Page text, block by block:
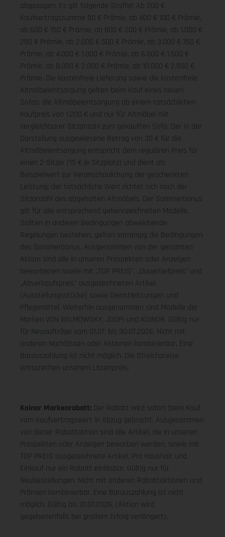
abgezogen. Es gilt folgende Staffel: Ab 200 €
Kaufvertragssumme 50 € Prämie, ab 400 € 100 € Prämie,
ab 600 € 150 € Prämie, ab 800 € 200 € Prämie, ab 1.000 €
250 € Prämie, ab 2.000 € 500 € Prämie, ab 3.000 € 750 €
Prämie, ab 4.000 € 1.000 € Prämie, ab 6.000 € 1.500 €
Prämie, ab 8.000 € 2.000 € Prämie, ab 10.000 € 2.500 €
Prämie. Die kostenfreie Lieferung sowie die kostenfreie
Altmöbelentsorgung gelten beim Kauf eines neuen
Sofas; die Altmöbelentsorgung ab einem tatsächlichen
Kaufpreis von 1.200 € und nur für Altmöbel mit
vergleichbarer Sitzanzahl zum gekauften Sofa. Der in der
Darstellung ausgewiesene Betrag von 30 € für die
Altmöbelentsorgung entspricht dem regulären Preis für
einen 2-Sitzer (15 € je Sitzplatz) und dient als
Beispielwert zur Veranschaulichung der geschenkten
Leistung; der tatsächliche Wert richtet sich nach der
Sitzanzahl des abgeholten Altmöbels. Der Sommerbonus
gilt für alle entsprechend gekennzeichneten Modelle.
Sollten in anderen Bedingungen abweichende
Regelungen bestehen, gelten vorrangig die Bedingungen
des Sommerbonus. Ausgenommen von der gesamten
Aktion sind alle in unseren Prospekten oder Anzeigen
beworbenen sowie mit „TOP PREIS", „Dauertiefpreis" und
„Abverkaufspreis" ausgezeichneten Artikel
(Ausstellungsstücke) sowie Dienstleistungen und
Pflegemittel. Weiterhin ausgenommen sind Modelle der
Marken VON WILMOWSKY, JOOP! und KOINOR. Gültig nur
für Neuaufträge vom 01.07. bis 30.07.2026. Nicht mit
anderen Nachlässen oder Aktionen kombinierbar. Eine
Barauszahlung ist nicht möglich. Die Streichpreise
entsprechen unserem Listenpreis.
Koinor Markenrabatt: Der Rabatt wird sofort beim Kauf
vom Kaufvertragswert in Abzug gebracht. Ausgenommen
von dieser Rabattaktion sind alle Artikel, die in unseren
Prospekten oder Anzeigen beworben werden, sowie mit
TOP PREIS ausgezeichnete Artikel. Pro Haushalt und
Einkauf nur ein Rabatt einlösbar. Gültig nur für
Neubestellungen. Nicht mit anderen Rabattaktionen und
Prämien kombinierbar. Eine Barauszahlung ist nicht
möglich. Gültig bis 31.07.2026. (Aktion wird
gegebenenfalls bei großem Erfolg verlängert).